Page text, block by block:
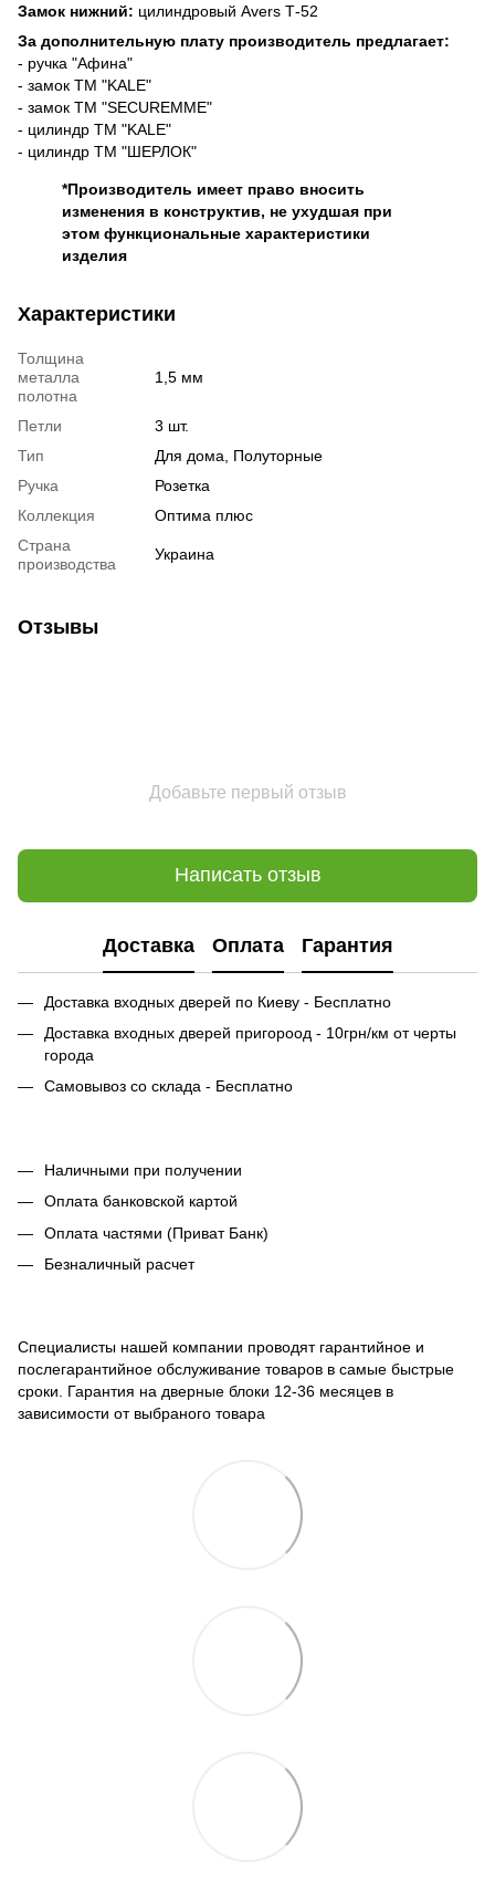
Замок нижний: цилиндровый Avers Т-52
За дополнительную плату производитель предлагает:
- ручка "Афина"
- замок ТМ "KALE"
- замок ТМ "SECUREMME"
- цилиндр ТМ "KALE"
- цилиндр ТМ "ШЕРЛОК"
*Производитель имеет право вносить
изменения в конструктив, не ухудшая при
этом функциональные характеристики
изделия
Характеристики
Толщина
металла
полотна
1,5 мм
Петли
3 шт.
Тип
Для дома, Полуторные
Ручка
Розетка
Коллекция
Оптима плюс
Страна
производства
Украина
Отзывы
Добавьте первый отзыв
Написать отзыв
Доставка Оплата Гарантия
Доставка входных дверей по Киеву - Бесплатно
Доставка входных дверей пригороод - 10грн/км от черты
города
Самовывоз со склада - Бесплатно
Наличными при получении
Оплата банковской картой
Оплата частями (Приват Банк)
Безналичный расчет
Специалисты нашей компании проводят гарантийное и
послегарантийное обслуживание товаров в самые быстрые
сроки. Гарантия на дверные блоки 12-36 месяцев в
зависимости от выбраного товара